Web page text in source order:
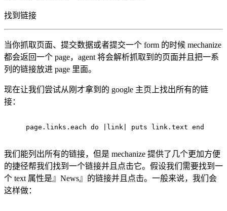
找到链接
当你抓取页面、提交数据或者提交一个 form 的时候 mechanize
都会返回一个 page，agent 将会解析抓取到的页面并且把一系
列的链接放进 page 里面。
现在让我们尝试从刚才拿到的 google 主页上找出所有的链
接：
page.links.each do link | puts link.text end
我们能列出所有的链接，但是 mechanize 提供了几个更加方便
的捷径帮我们找到一个链接并且点击它。假设我们需要找到一
个 text 属性是』News』的链接并且点击。一般来说，我们会
这样做：